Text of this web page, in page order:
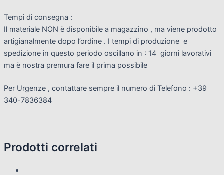
Tempi di consegna :
Il materiale NON è disponibile a magazzino , ma viene prodotto
artigianalmente dopo l’ordine . I tempi di produzione e
spedizione in questo periodo oscillano in : 14 giorni lavorativi
ma è nostra premura fare il prima possibile
Per Urgenze , contattare sempre il numero di Telefono : +39
340-7836384
Prodotti correlati